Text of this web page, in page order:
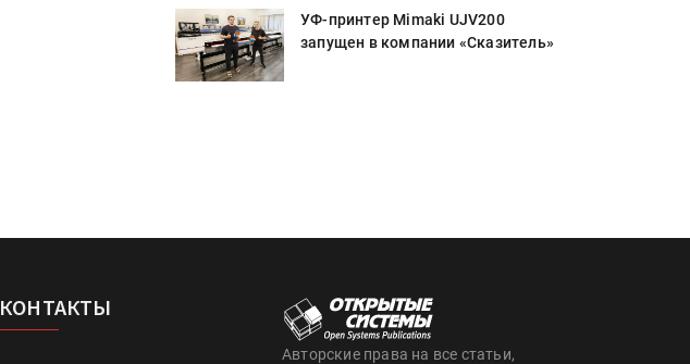
УФ-принтер Mimaki UJV200
запущен в компании «Сказитель»
КОНТАКТЫ
Авторские права на все статьи,